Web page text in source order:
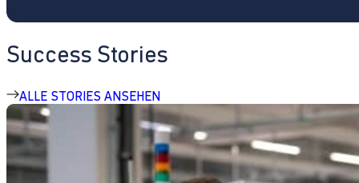
Success Stories
ALLE STORIES ANSEHEN